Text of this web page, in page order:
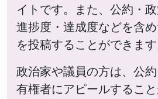
イトです。また、公約・政
進捗度・達成度などを含
を投稿することができます
政治家や議員の方は、公
有権者にアピールするこ